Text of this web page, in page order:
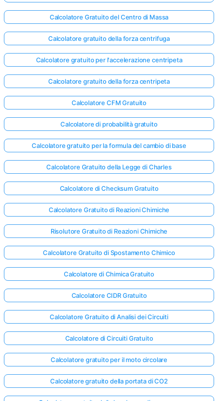
Calcolatore Gratuito del Centro di Massa
Calcolatore gratuito della forza centrifuga
Calcolatore gratuito per l'accelerazione centripeta
Calcolatore gratuito della forza centripeta
Calcolatore CFM Gratuito
Calcolatore di probabilità gratuito
Calcolatore gratuito per la formula del cambio di base
Calcolatore Gratuito della Legge di Charles
Calcolatore di Checksum Gratuito
Calcolatore Gratuito di Reazioni Chimiche
Risolutore Gratuito di Reazioni Chimiche
Calcolatore Gratuito di Spostamento Chimico
Calcolatore di Chimica Gratuito
Calcolatore CIDR Gratuito
Calcolatore Gratuito di Analisi dei Circuiti
Calcolatore di Circuiti Gratuito
Calcolatore gratuito per il moto circolare
Calcolatore gratuito della portata di CO2